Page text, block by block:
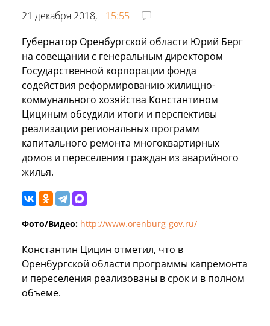
21 декабря 2018,
15:55
Губернатор Оренбургской области Юрий Берг
на совещании с генеральным директором
Государственной корпорации фонда
содействия реформированию жилищно-
коммунального хозяйства Константином
Цициным обсудили итоги и перспективы
реализации региональных программ
капитального ремонта многоквартирных
домов и переселения граждан из аварийного
жилья.
Фото/Видео: http://www.orenburg-gov.ru/
Константин Цицин отметил, что в
Оренбургской области программы капремонта
и переселения реализованы в срок и в полном
объеме.